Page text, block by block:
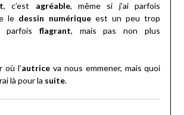
, c’est agréable, même si j’ai parfois
le dessin numériqueest un peu trop
parfois flagrant, mais pas non plus
où l’autrice va nous emmener, mais quoi
là pour la suite.